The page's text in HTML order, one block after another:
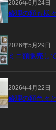
2026年6月24日
修理の額も様
2026年5月29日
ミニ額販売し
2026年4月22日
修理の額色々